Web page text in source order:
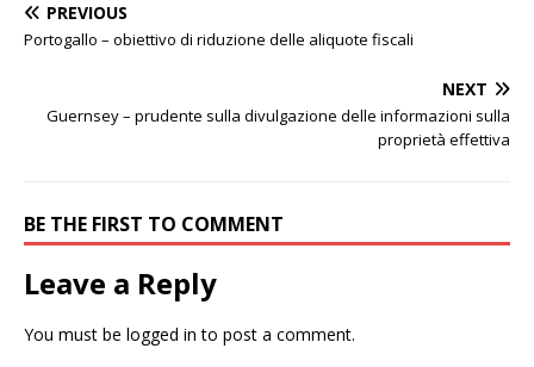
PREVIOUS
Portogallo – obiettivo di riduzione delle aliquote fiscali
NEXT
Guernsey – prudente sulla divulgazione delle informazioni sulla
proprietà effettiva
BE THE FIRST TO COMMENT
Leave a Reply
You must be logged in to post a comment.